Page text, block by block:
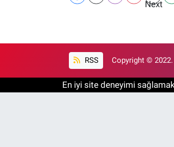
RSS Copyright © 2022.
En iyi site deneyimi